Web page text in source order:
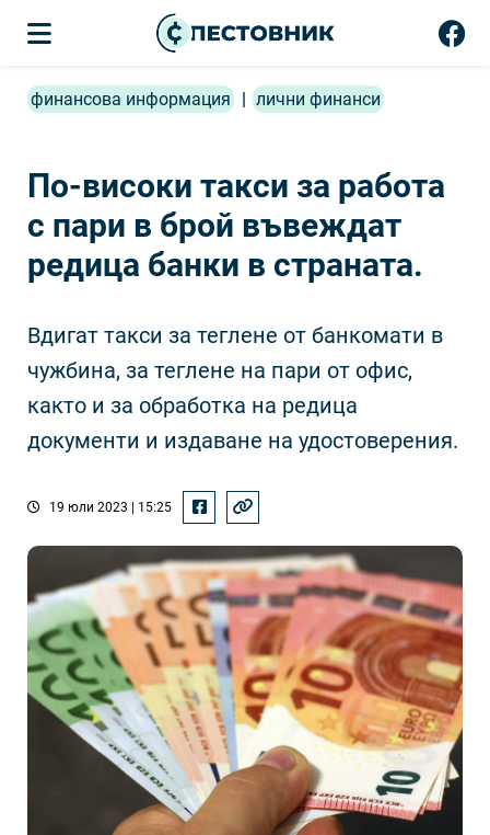
финансова информация | лични финанси
По-високи такси за работа
с пари в брой въвеждат
редица банки в страната.
Вдигат такси за теглене от банкомати в
чужбина, за теглене на пари от офис,
както и за обработка на редица
документи и издаване на удостоверения.
19 юли 2023 | 15:25